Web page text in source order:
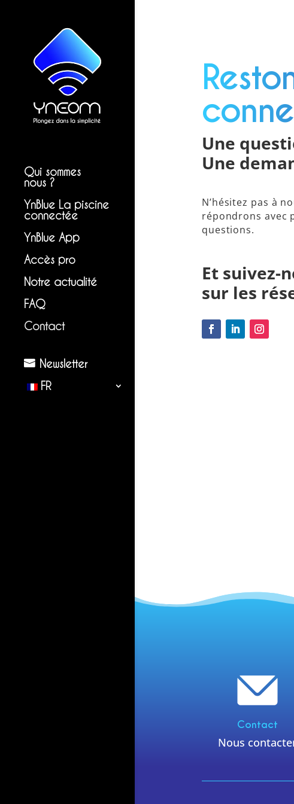
Qui sommes
nous ?
YnBlue La piscine
connectée
YnBlue App
Accès pro
Notre actualité
FAQ
Contact
Newsletter
FR
Une
Une
N’hésitez pas à
répondrons avec
questions.
Et suivez-
sur les
Contact
Nous